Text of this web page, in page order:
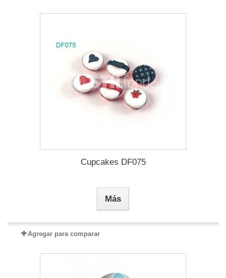
Cupcakes DF075
Más
Agregar para comparar